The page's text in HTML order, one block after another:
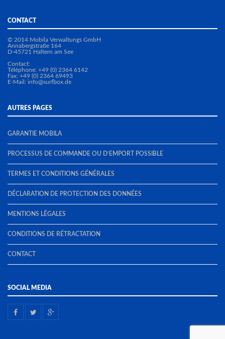
CONTACT
© 2014 Mobila Verwaltungs GmbH
Annabergstraße 164
D-45721 Haltern am See
Contact:
Téléphone: +49 (0) 2364 6142
Fax: +49 (0) 2364 69493
E-Mail: info@surfbox.de
AUTRES PAGES
GARANTIE MOBILA
PROCESSUS DE COMMANDE OU D’EMPORT POSSIBLE
TERMES ET CONDITIONS GÉNÉRALES
DÉCLARATION DE PROTECTION DES DONNÉES
MENTIONS LÉGALES
CONDITIONS DE RÉTRACTATION
CONTACT
SOCIAL MEDIA